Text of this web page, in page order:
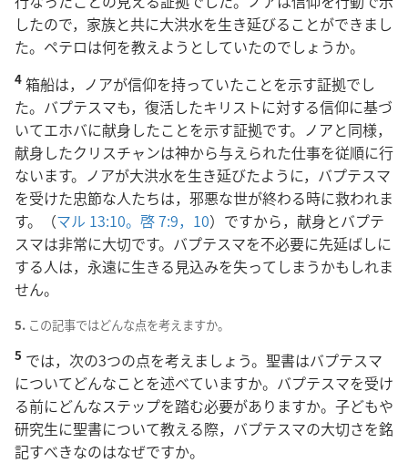
したので，家族と共に大洪水を生き延びることができまし
た。ペテロは何を教えようとしていたのでしょうか。
4 箱船は，ノアが信仰を持っていたことを示す証拠でし
た。バプテスマも，復活したキリストに対する信仰に基づ
いてエホバに献身したことを示す証拠です。ノアと同様，
献身したクリスチャンは神から与えられた仕事を従順に行
ないます。ノアが大洪水を生き延びたように，バプテスマ
を受けた忠節な人たちは，邪悪な世が終わる時に救われま
す。（マル 13:10。 啓 7:9，10）ですから，献身とバプテ
スマは非常に大切です。バプテスマを不必要に先延ばしに
する人は，永遠に生きる見込みを失ってしまうかもしれま
せん。
5. この記事ではどんな点を考えますか。
5 では，次の3つの点を考えましょう。聖書はバプテスマ
についてどんなことを述べていますか。バプテスマを受け
る前にどんなステップを踏む必要がありますか。子どもや
研究生に聖書について教える際，バプテスマの大切さを銘
記すべきなのはなぜですか。